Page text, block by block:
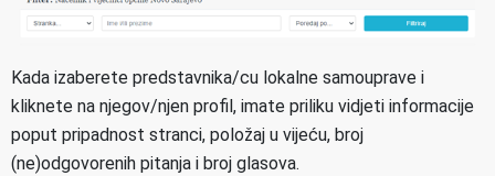
Kada izaberete predstavnika/cu lokalne samouprave i
kliknete na njegov/njen profil, imate priliku vidjeti informacije
poput pripadnost stranci, položaj u vijeću, broj
(ne)odgovorenih pitanja i broj glasova.